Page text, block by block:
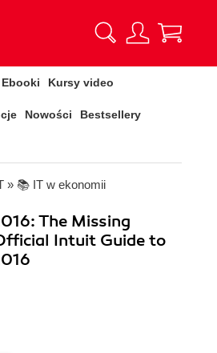
Ebooki Kursy video
Nowości Bestsellery
» 📚 IT w ekonomii
The Missing
Intuit Guide to